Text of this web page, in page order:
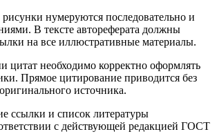
нумеруются последовательно и
В тексте автореферата должны
на все иллюстративные материалы.
цитат необходимо корректно оформлять
Прямое цитирование приводится без
источника.
ссылки и список литературы
с действующей редакцией ГОСТ